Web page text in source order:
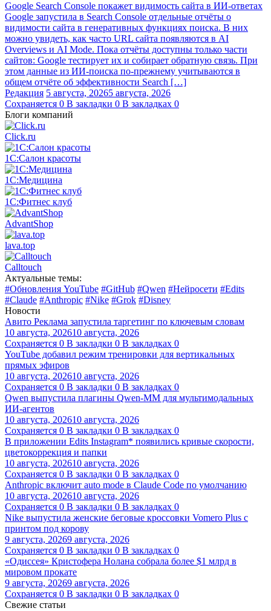
Google Search Console покажет видимость сайта в ИИ-ответах
Google запустила в Search Console отдельные отчёты о
видимости сайта в генеративных функциях поиска. В них
можно увидеть, как часто URL сайта появляются в AI
Overviews и AI Mode. Пока отчёты доступны только части
сайтов: Google тестирует их и собирает обратную связь. При
этом данные из ИИ-поиска по-прежнему учитываются в
общем отчёте об эффективности Search […]
Редакция 5 августа, 20265 августа, 2026
Сохраняется 0 В закладки 0 В закладках 0
Блоги компаний
Click.ru
1С:Салон красоты
1С:Медицина
1С:Фитнес клуб
AdvantShop
lava.top
Calltouch
Актуальные темы:
#Обновления YouTube #GitHub #Qwen #Нейросети #Edits
#Claude #Anthropic #Nike #Grok #Disney
Новости
Авито Реклама запустила таргетинг по ключевым словам
10 августа, 202610 августа, 2026
Сохраняется 0 В закладки 0 В закладках 0
YouTube добавил режим тренировки для вертикальных
прямых эфиров
10 августа, 202610 августа, 2026
Сохраняется 0 В закладки 0 В закладках 0
Qwen выпустила плагины Qwen-MM для мультимодальных
ИИ-агентов
10 августа, 202610 августа, 2026
Сохраняется 0 В закладки 0 В закладках 0
В приложении Edits Instagram* появились кривые скорости,
цветокоррекция и папки
10 августа, 202610 августа, 2026
Сохраняется 0 В закладки 0 В закладках 0
Anthropic включит auto mode в Claude Code по умолчанию
10 августа, 202610 августа, 2026
Сохраняется 0 В закладки 0 В закладках 0
Nike выпустила женские беговые кроссовки Vomero Plus с
принтом под корову
9 августа, 20269 августа, 2026
Сохраняется 0 В закладки 0 В закладках 0
«Одиссея» Кристофера Нолана собрала более $1 млрд в
мировом прокате
9 августа, 20269 августа, 2026
Сохраняется 0 В закладки 0 В закладках 0
Свежие статьи